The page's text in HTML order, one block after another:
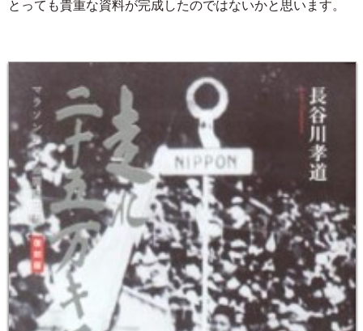
とっても貴重な資料が完成したのではないかと思います。